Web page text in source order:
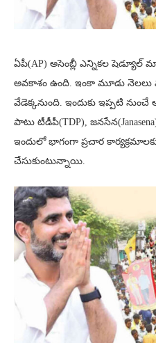
ఏపీ(AP) అసెంబ్లీ ఎన్నికల
అవకాశం ఉంది. ఇంకా మూడు
వేడెక్కనుంది. ఇందుకు ఇప్పటి
పాటు టీడీపీ(TDP),
ఇందులో భాగంగా ప్రచార
చేసుకుంటున్నాయి.